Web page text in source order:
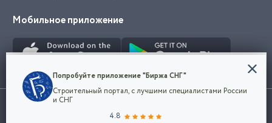
Мобильное приложение
Использование сайта, в том числе подача объявлений, означает
марки представленные на сайте являются собственностью их
Конфиденциальность
Мы используем файлы cookie, чтобы сделать
наш сайт удобным для каждого
Попробуйте приложение "Биржа СНГ"
Строительный портал, с лучшими специалистами России
и СНГ
4.8